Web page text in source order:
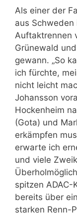
Als einer der
aus
Auftaktrennen
Grünewald
gewann. „So
ich fürchte,
nicht leicht
Johansson
Hockenheim
(Gota) und
erkämpfen
erwarte ich
und viele
spitzen ADAC-
bereits über
starken Renn-